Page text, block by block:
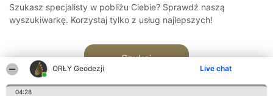
ORŁY Geodezji Live chat
04:28
Szukasz specjalisty w pobliżu Ciebie? Sprawdź naszą
wyszukiwarkę. Korzystaj tylko z usług najlepszych!
Szukaj